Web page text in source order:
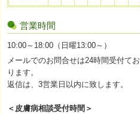
営業時間
10:00～18:00（日曜13:00～）
メールでのお問合せは24時間受付てお
ります。
返信は、3営業日以内に致します。
＜皮膚病相談受付時間＞